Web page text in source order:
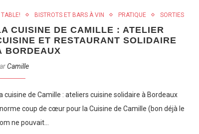
BISTROTS ET BARS À VIN PRATIQUE SORTIES
CUISINE DE CAMILLE : ATELIER
ET RESTAURANT SOLIDAIRE
BORDEAUX
Camille
cuisine de Camille : ateliers cuisine solidaire à Bordeaux
coup de cœur pour la Cuisine de Camille (bon déjà le
ne pouvait…